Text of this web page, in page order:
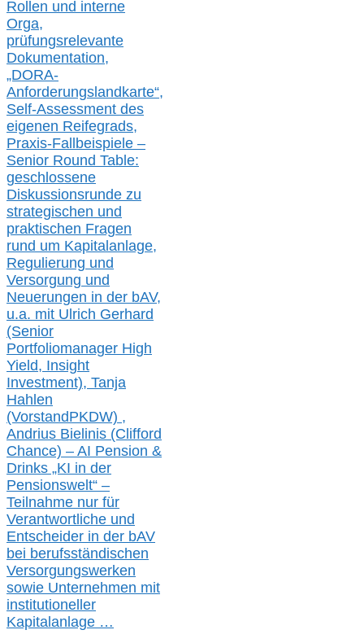
Rollen und interne
Orga,
prüfungsrelevante
Dokumentation,
„DORA-
Anforderungslandkarte“,
Self-Assessment des
eigenen Reifegrads,
Praxis-Fallbeispiele –
Senior Round Table:
geschlossene
Diskussionsrunde zu
strategischen und
praktischen Fragen
rund um Kapitalanlage,
Regulierung und
Versorgung und
Neuerungen in der bAV,
u.a. mit Ulrich Gerhard
(Senior
Portfoliomanager High
Yield, Insight
Investment), Tanja
Hahlen
(VorstandPKDW) ,
Andrius Bielinis (Clifford
Chance) – AI Pension &
Drinks „KI in der
Pensionswelt“ –
Teilnahme nur für
Verantwortliche und
Entscheider in der bAV
bei berufsständischen
Versorgungswerken
sowie Unternehmen mit
institutioneller
Kapitalanlage …